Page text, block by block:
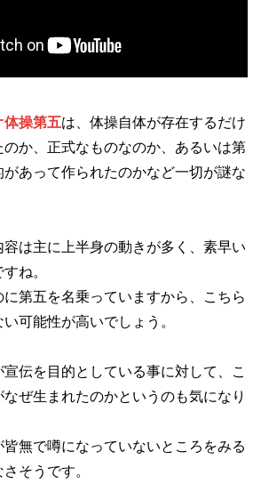
体操第五は、体操自体が存在するだけ
か、正式なものなのか、あるいは第
があって作られたのかなど一切が謎な
は主に上半身の動きが多く、素早い
ね。
第五を名乗っていますから、こちら
可能性が高いでしょう。
伝を目的としている事に対して、こ
ぜ生まれたのかというのも気になり
無で噂になっていないところをみる
そうです。